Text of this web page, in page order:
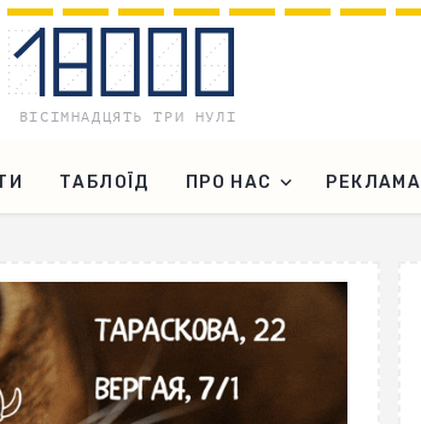
ТАБЛОЇД ПРО НАС РЕКЛАМА